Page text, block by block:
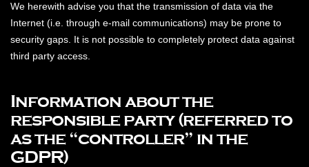
We herewith advise you that the transmission of data via the
Internet (i.e. through e-mail communications) may be prone to
security gaps. It is not possible to completely protect data against
third party access.
Information about the
responsible party (referred to
as the “controller” in the
GDPR)